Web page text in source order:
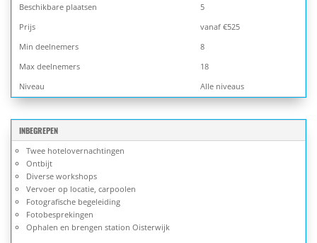
Beschikbare plaatsen
5
Prijs
vanaf €525
Min deelnemers
8
Max deelnemers
18
Niveau
Alle niveaus
INBEGREPEN
Twee hotelovernachtingen
Ontbijt
Diverse workshops
Vervoer op locatie, carpoolen
Fotografische begeleiding
Fotobesprekingen
Ophalen en brengen station Oisterwijk